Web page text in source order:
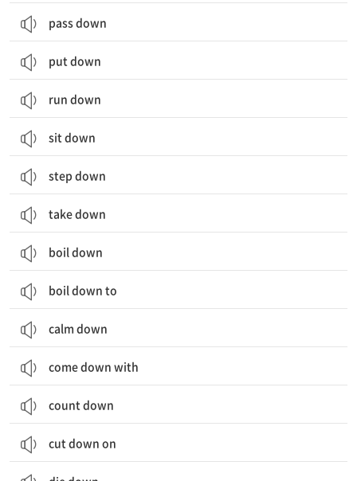
pass down
put down
run down
sit down
step down
take down
boil down
boil down to
calm down
come down with
count down
cut down on